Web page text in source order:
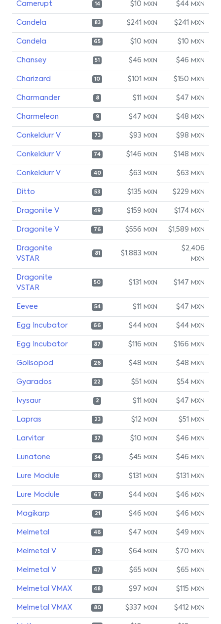
Camerupt 14 $10 MXN $44 MXN
Candela 83 $241 MXN $241 MXN
Candela 65 $10 MXN $10 MXN
Chansey 51 $46 MXN $46 MXN
Charizard 10 $101 MXN $150 MXN
Charmander 8 $11 MXN $47 MXN
Charmeleon 9 $47 MXN $48 MXN
Conkeldurr V 73 $93 MXN $98 MXN
Conkeldurr V 74 $146 MXN $148 MXN
Conkeldurr V 40 $63 MXN $63 MXN
Ditto 53 $135 MXN $229 MXN
Dragonite V 49 $159 MXN $174 MXN
Dragonite V 76 $556 MXN $1,589 MXN
Dragonite
VSTAR
81 $1,883 MXN
$2,406
MXN
Dragonite
VSTAR
50 $131 MXN $147 MXN
Eevee 54 $11 MXN $47 MXN
Egg Incubator 66 $44 MXN $44 MXN
Egg Incubator 87 $116 MXN $166 MXN
Golisopod 26 $48 MXN $48 MXN
Gyarados 22 $51 MXN $54 MXN
Ivysaur 2 $11 MXN $47 MXN
Lapras 23 $12 MXN $51 MXN
Larvitar 37 $10 MXN $46 MXN
Lunatone 34 $45 MXN $46 MXN
Lure Module 88 $131 MXN $131 MXN
Lure Module 67 $44 MXN $46 MXN
Magikarp 21 $46 MXN $46 MXN
Melmetal 46 $47 MXN $49 MXN
Melmetal V 75 $64 MXN $70 MXN
Melmetal V 47 $65 MXN $65 MXN
Melmetal VMAX 48 $97 MXN $115 MXN
Melmetal VMAX 80 $337 MXN $412 MXN